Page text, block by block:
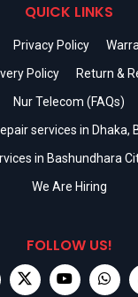
QUICK LINKS
Privacy Policy
Policy
Return &
Nur Telecom (FAQs)
services in Dhaka,
in Bashundhara
We Are Hiring
FOLLOW US!